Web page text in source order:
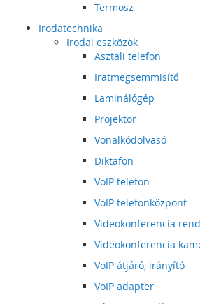
Termosz
Irodatechnika
Irodai eszközök
Asztali telefon
Iratmegsemmisítő
Laminálógép
Projektor
Vonalkódolvasó
Diktafon
VoIP telefon
VoIP telefonközpont
Videokonferencia
Videokonferencia
VoIP átjáró, irányító
VoIP adapter